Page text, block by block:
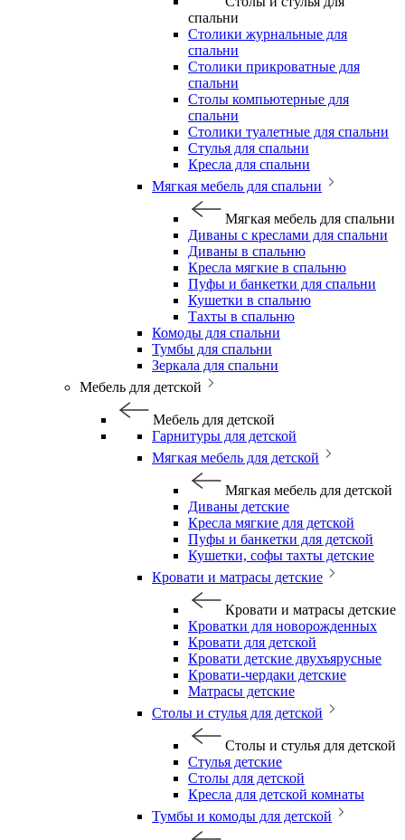
спальни
Столики журнальные для
спальни
Столики прикроватные для
спальни
Столы компьютерные для
спальни
Столики туалетные для спальни
Стулья для спальни
Кресла для спальни
Мягкая мебель для спальни
Мягкая мебель для спальни
Диваны с креслами для спальни
Диваны в спальню
Кресла мягкие в спальню
Пуфы и банкетки для спальни
Кушетки в спальню
Тахты в спальню
Комоды для спальни
Тумбы для спальни
Зеркала для спальни
Мебель для детской
Мебель для детской
Гарнитуры для детской
Мягкая мебель для детской
Мягкая мебель для детской
Диваны детские
Кресла мягкие для детской
Пуфы и банкетки для детской
Кушетки, софы тахты детские
Кровати и матрасы детские
Кровати и матрасы детские
Кроватки для новорожденных
Кровати для детской
Кровати детские двухъярусные
Кровати-чердаки детские
Матрасы детские
Столы и стулья для детской
Столы и стулья для детской
Стулья детские
Столы для детской
Кресла для детской комнаты
Тумбы и комоды для детской